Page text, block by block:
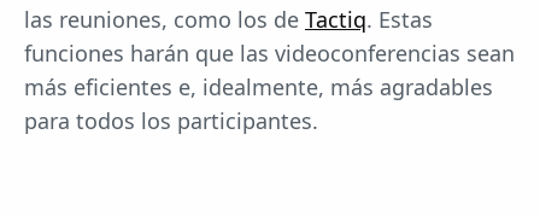
las reuniones, como los de Tactiq. Estas
funciones harán que las videoconferencias sean
más eficientes e, idealmente, más agradables
para todos los participantes.